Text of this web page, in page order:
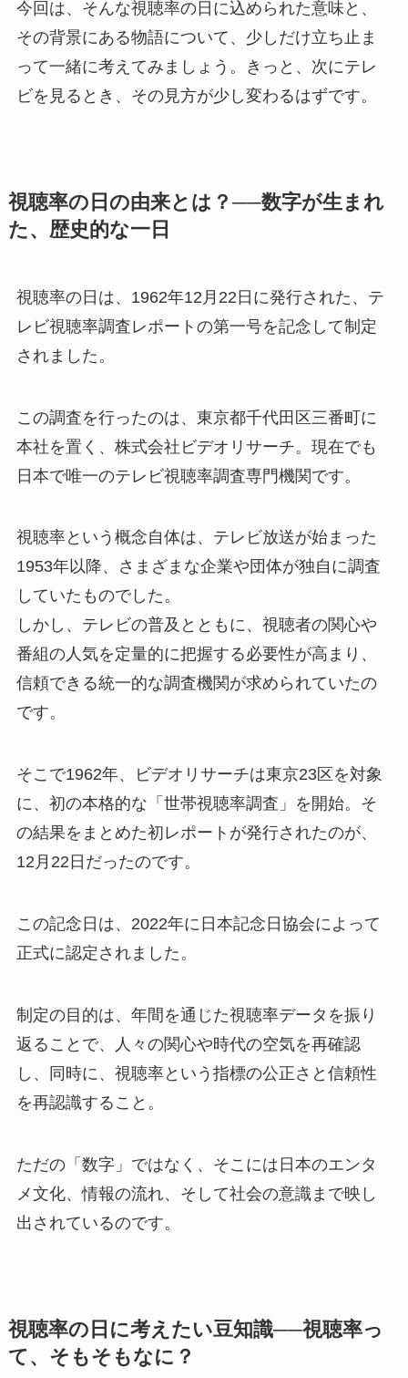
今回は、そんな視聴率の日に込められた意味と、
その背景にある物語について、少しだけ立ち止ま
って一緒に考えてみましょう。きっと、次にテレ
ビを見るとき、その見方が少し変わるはずです。
視聴率の日の由来とは？──数字が生まれ
た、歴史的な一日
視聴率の日は、1962年12月22日に発行された、テ
レビ視聴率調査レポートの第一号を記念して制定
されました。
この調査を行ったのは、東京都千代田区三番町に
本社を置く、株式会社ビデオリサーチ。現在でも
日本で唯一のテレビ視聴率調査専門機関です。
視聴率という概念自体は、テレビ放送が始まった
1953年以降、さまざまな企業や団体が独自に調査
していたものでした。
しかし、テレビの普及とともに、視聴者の関心や
番組の人気を定量的に把握する必要性が高まり、
信頼できる統一的な調査機関が求められていたの
です。
そこで1962年、ビデオリサーチは東京23区を対象
に、初の本格的な「世帯視聴率調査」を開始。そ
の結果をまとめた初レポートが発行されたのが、
12月22日だったのです。
この記念日は、2022年に日本記念日協会によって
正式に認定されました。
制定の目的は、年間を通じた視聴率データを振り
返ることで、人々の関心や時代の空気を再確認
し、同時に、視聴率という指標の公正さと信頼性
を再認識すること。
ただの「数字」ではなく、そこには日本のエンタ
メ文化、情報の流れ、そして社会の意識まで映し
出されているのです。
視聴率の日に考えたい豆知識──視聴率っ
て、そもそもなに？